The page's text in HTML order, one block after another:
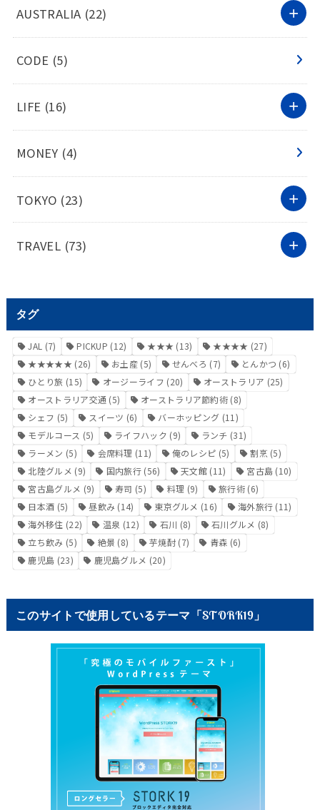
AUSTRALIA (22)
CODE (5)
LIFE (16)
MONEY (4)
TOKYO (23)
TRAVEL (73)
タグ
JAL (7) PICKUP (12) ★★★ (13) ★★★★ (27)
★★★★★ (26) お土産 (5) せんべろ (7) とんかつ (6)
ひとり旅 (15) オージーライフ (20) オーストラリア (25)
オーストラリア交通 (5) オーストラリア節約術 (8)
シェフ (5) スイーツ (6) バーホッピング (11)
モデルコース (5) ライフハック (9) ランチ (31)
ラーメン (5) 会席料理 (11) 俺のレシピ (5) 割烹 (5)
北陸グルメ (9) 国内旅行 (56) 天文館 (11) 宮古島 (10)
宮古島グルメ (9) 寿司 (5) 料理 (9) 旅行術 (6)
日本酒 (5) 昼飲み (14) 東京グルメ (16) 海外旅行 (11)
海外移住 (22) 温泉 (12) 石川 (8) 石川グルメ (8)
立ち飲み (5) 絶景 (8) 芋焼酎(7) 青森 (6)
鹿児島 (23) 鹿児島グルメ (20)
このサイトで使用しているテーマ「STORK19」